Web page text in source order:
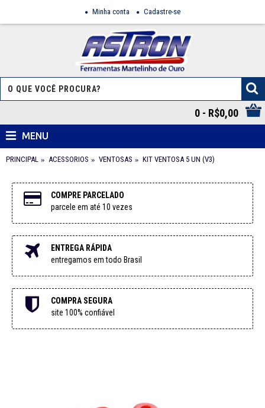
Minha conta Cadastre-se
0 - R$0,00
MENU
PRINCIPAL ACESSORIOS VENTOSAS KIT VENTOSA 5 UN (V3)
COMPRE PARCELADO
parcele em até 10 vezes
ENTREGA RÁPIDA
entregamos em todo Brasil
COMPRA SEGURA
site 100% confiável